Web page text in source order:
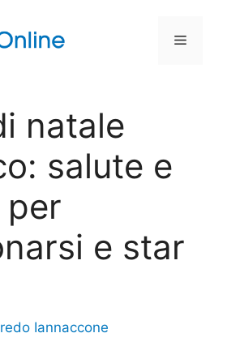
Menu
natale
salute e
per
e star
Iannaccone